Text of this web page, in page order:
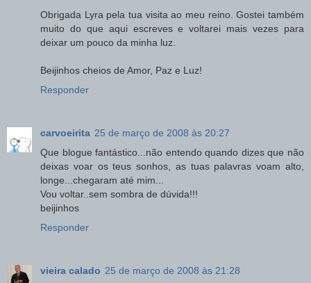
Obrigada Lyra pela tua visita ao meu reino. Gostei também
muito do que aqui escreves e voltarei mais vezes para
deixar um pouco da minha luz.
Beijinhos cheios de Amor, Paz e Luz!
Responder
carvoeirita 25 de março de 2008 às 20:27
Que blogue fantástico...não entendo quando dizes que não
deixas voar os teus sonhos, as tuas palavras voam alto,
longe...chegaram até mim...
Vou voltar..sem sombra de dúvida!!!
beijinhos
Responder
vieira calado 25 de março de 2008 às 21:28